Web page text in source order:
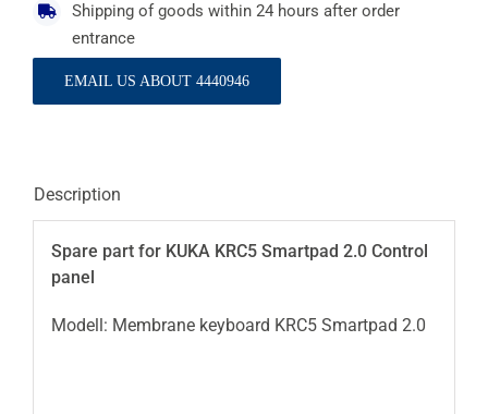
Shipping of goods within 24 hours after order
entrance
EMAIL US ABOUT 4440946
Description
Spare part for KUKA KRC5 Smartpad 2.0 Control
panel
Modell: Membrane keyboard KRC5 Smartpad 2.0